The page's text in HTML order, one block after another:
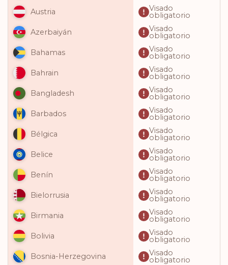
Austria
Visado
obligatorio
Azerbaiyán
Visado
obligatorio
Bahamas
Visado
obligatorio
Bahrain
Visado
obligatorio
Bangladesh
Visado
obligatorio
Barbados
Visado
obligatorio
Bélgica
Visado
obligatorio
Belice
Visado
obligatorio
Benín
Visado
obligatorio
Bielorrusia
Visado
obligatorio
Birmania
Visado
obligatorio
Bolivia
Visado
obligatorio
Bosnia-Herzegovina
Visado
obligatorio